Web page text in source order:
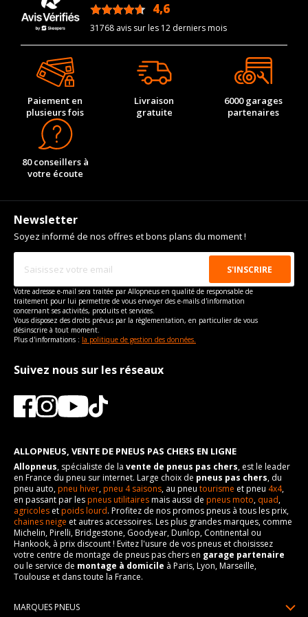
Type
Propulsion
VISSERIE LYNK & CO 02 DEPUIS 12-2024 EV (272CV)
Type de boulon
M14x1.5
Taille de la tête de boulon
19
Longueur du boulon
34
Pour la visserie, afin de garantir une parfaite compatibilité, nous
vous conseillons de contacter directement le constructeur.
4,6
31768 avis sur les 12 derniers mois
Paiement en
plusieurs fois
Livraison
gratuite
6000 garages
partenaires
80 conseillers à
votre écoute
Newsletter
Soyez informé de nos offres et bons plans du moment !
Votre adresse e-mail sera traitée par Allopneus en qualité de responsable de
traitement pour lui permettre de vous envoyer des e-mails d'information
concernant ses activités, produits et services.
Vous disposez des droits prévus par la règlementation, en particulier de vous
désinscrire à tout moment.
Plus d'informations : la politique de gestion des données.
Suivez nous sur les réseaux
ALLOPNEUS, VENTE DE PNEUS PAS CHERS EN LIGNE
Allopneus, spécialiste de la vente de pneus pas chers, est le leader
en France du pneu sur internet. Large choix de pneus pas chers, du
pneu auto,pneu hiver,pneu 4 saisons, au pneu tourisme et pneu 4x4,
en passant par lespneus utilitairesmais aussi de pneus moto, quad,
agricoles etpoids lourd. Profitez de nos promos pneus à tous les prix,
chaines neige et autres accessoires. Les plus grandes marques, comme
Michelin, Pirelli, Bridgestone, Goodyear, Dunlop, Continental ou
Hankook, à prix discount ! Evitez l'usure de vos pneus et choisissez
votre centre de montage de pneus pas chers en garage partenaire
ou le service de montage à domicile à Paris, Lyon, Marseille,
Toulouse et dans toute la France.
MARQUES PNEUS